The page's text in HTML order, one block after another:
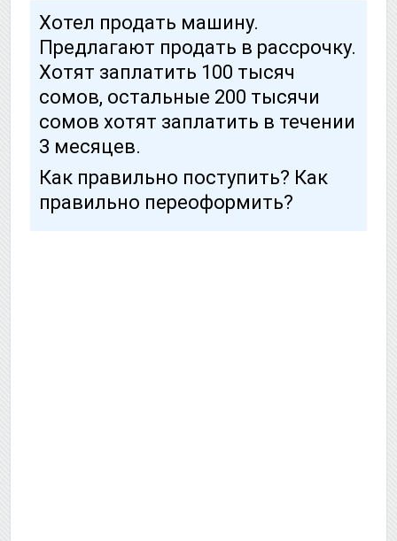
Хотел продать машину.
Предлагают продать в рассрочку.
Хотят заплатить 100 тысяч
сомов, остальные 200 тысячи
сомов хотят заплатить в течении
3 месяцев.
Как правильно поступить? Как
правильно переоформить?